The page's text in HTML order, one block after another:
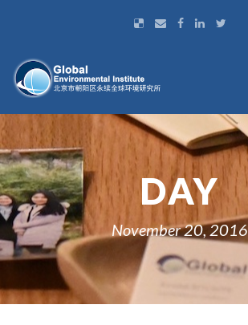
DAY
November 20, 2016